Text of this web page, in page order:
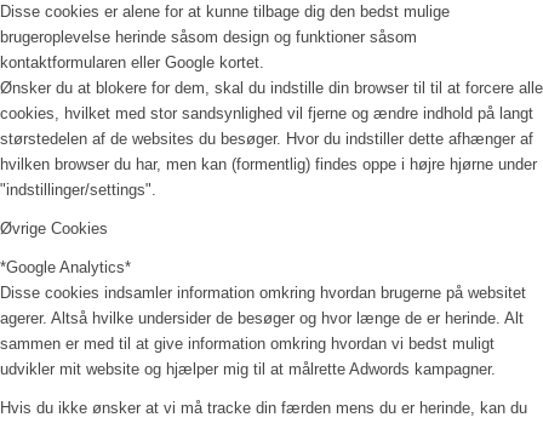
Disse cookies er alene for at kunne tilbage dig den bedst mulige
brugeroplevelse herinde såsom design og funktioner såsom
kontaktformularen eller Google kortet.
Ønsker du at blokere for dem, skal du indstille din browser til til at forcere alle
cookies, hvilket med stor sandsynlighed vil fjerne og ændre indhold på langt
størstedelen af de websites du besøger. Hvor du indstiller dette afhænger af
hvilken browser du har, men kan (formentlig) findes oppe i højre hjørne under
"indstillinger/settings".
Øvrige Cookies
*Google Analytics*
Disse cookies indsamler information omkring hvordan brugerne på websitet
agerer. Altså hvilke undersider de besøger og hvor længe de er herinde. Alt
sammen er med til at give information omkring hvordan vi bedst muligt
udvikler mit website og hjælper mig til at målrette Adwords kampagner.
Hvis du ikke ønsker at vi må tracke din færden mens du er herinde, kan du